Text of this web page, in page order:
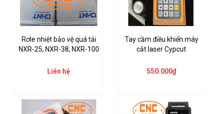
Rơle nhiệt bảo vệ quá tải
NXR-25, NXR-38, NXR-100
Liên hệ
Tay cầm điều khiển máy
cắt laser Cypcut
550.000₫